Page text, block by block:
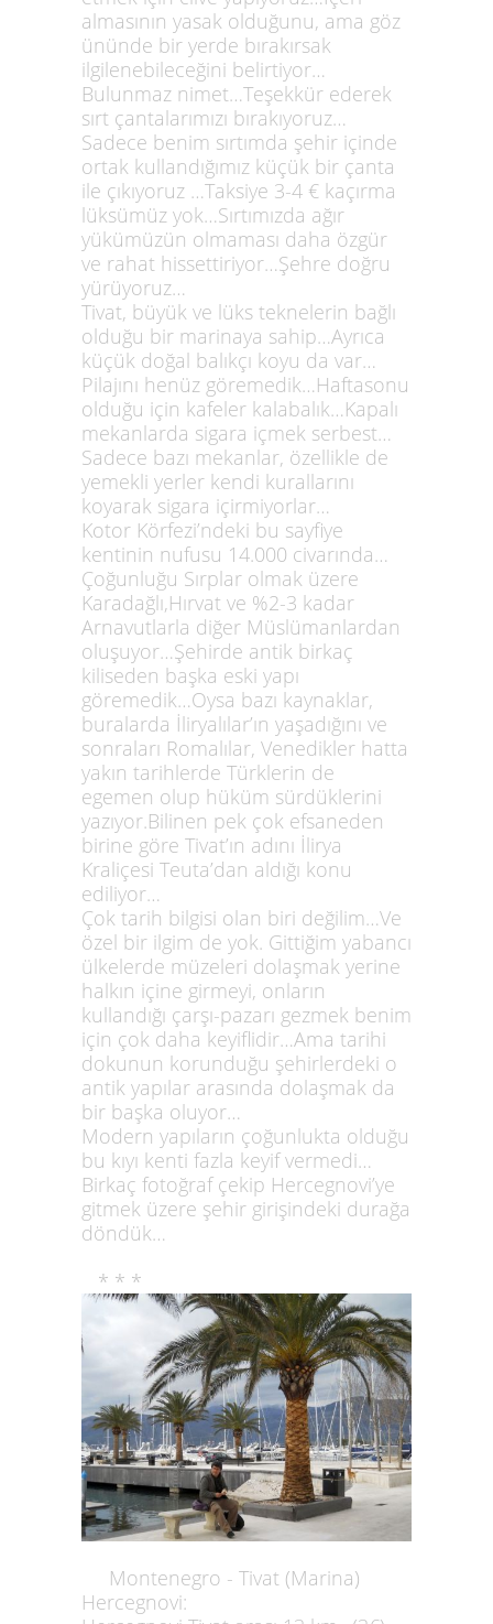
almasının yasak olduğunu, ama göz
ününde bir yerde bırakırsak
ilgilenebileceğini belirtiyor…
Bulunmaz nimet…Teşekkür ederek
sırt çantalarımızı bırakıyoruz…
Sadece benim sırtımda şehir içinde
ortak kullandığımız küçük bir çanta
ile çıkıyoruz …Taksiye 3-4 € kaçırma
lüksümüz yok…Sırtımızda ağır
yükümüzün olmaması daha özgür
ve rahat hissettiriyor…Şehre doğru
yürüyoruz…
Tivat, büyük ve lüks teknelerin bağlı
olduğu bir marinaya sahip…Ayrıca
küçük doğal balıkçı koyu da var…
Pilajını henüz göremedik…Haftasonu
olduğu için kafeler kalabalık…Kapalı
mekanlarda sigara içmek serbest…
Sadece bazı mekanlar, özellikle de
yemekli yerler kendi kurallarını
koyarak sigara içirmiyorlar…
Kotor Körfezi’ndeki bu sayfiye
kentinin nufusu 14.000 civarında…
Çoğunluğu Sırplar olmak üzere
Karadağlı,Hırvat ve %2-3 kadar
Arnavutlarla diğer Müslümanlardan
oluşuyor…Şehirde antik birkaç
kiliseden başka eski yapı
göremedik…Oysa bazı kaynaklar,
buralarda İliryalılar’ın yaşadığını ve
sonraları Romalılar, Venedikler hatta
yakın tarihlerde Türklerin de
egemen olup hüküm sürdüklerini
yazıyor.Bilinen pek çok efsaneden
birine göre Tivat’ın adını İlirya
Kraliçesi Teuta’dan aldığı konu
ediliyor…
Çok tarih bilgisi olan biri değilim…Ve
özel bir ilgim de yok. Gittiğim yabancı
ülkelerde müzeleri dolaşmak yerine
halkın içine girmeyi, onların
kullandığı çarşı-pazarı gezmek benim
için çok daha keyiflidir…Ama tarihi
dokunun korunduğu şehirlerdeki o
antik yapılar arasında dolaşmak da
bir başka oluyor…
Modern yapıların çoğunlukta olduğu
bu kıyı kenti fazla keyif vermedi…
Birkaç fotoğraf çekip Hercegnovi’ye
gitmek üzere şehir girişindeki durağa
döndük…
* * *
Montenegro - Tivat (Marina)
Hercegnovi: